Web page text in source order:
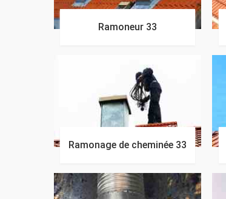
Ramoneur 33
Ramonage de cheminée 33